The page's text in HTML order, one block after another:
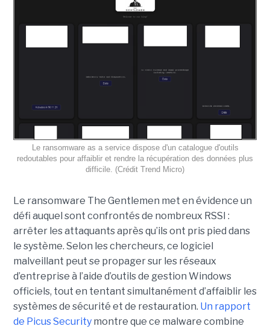
Le ransomware as a service dispose d'un catalogue d'outils
redoutables pour affaiblir et rendre la récupération des données plus
difficile. (Crédit Trend Micro)
Le ransomware The Gentlemen met en évidence un
défi auquel sont confrontés de nombreux RSSI :
arrêter les attaquants après qu’ils ont pris pied dans
le système. Selon les chercheurs, ce logiciel
malveillant peut se propager sur les réseaux
d’entreprise à l’aide d’outils de gestion Windows
officiels, tout en tentant simultanément d’affaiblir les
systèmes de sécurité et de restauration. Un rapport
de Picus Securitymontre que ce malware combine